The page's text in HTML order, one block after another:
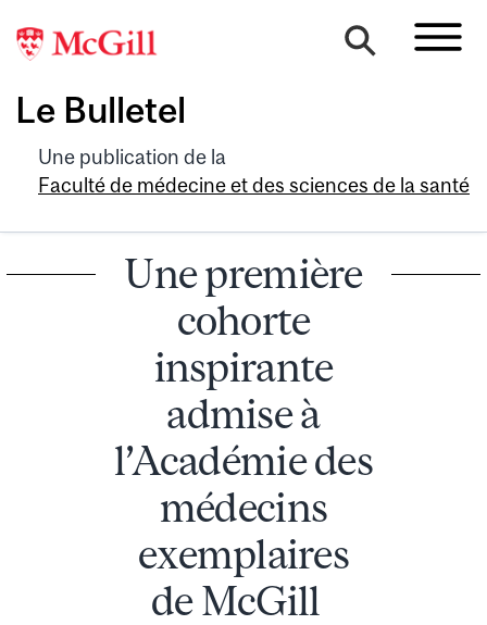
Le Bulletel
Une publication de la
Faculté de médecine et des sciences de la santé
Une première
cohorte
inspirante
admise à
l’Académie des
médecins
exemplaires
de McGill